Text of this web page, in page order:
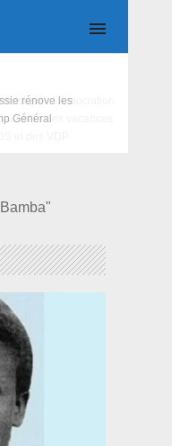
rénove les
Général